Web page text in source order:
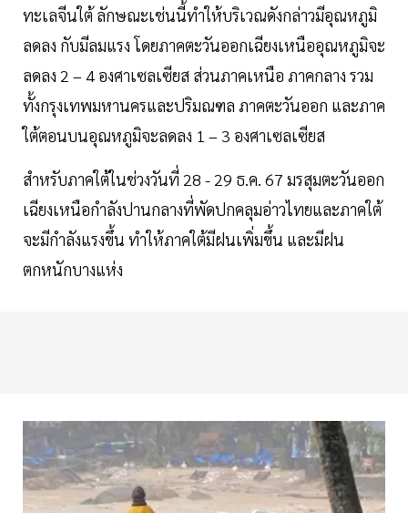
ทะเลจีนใต้ ลักษณะเช่นนี้ทำให้บริเวณดังกล่าวมีอุณหภูมิ
ลดลง กับมีลมแรง โดยภาคตะวันออกเฉียงเหนืออุณหภูมิจะ
ลดลง 2 – 4 องศาเซลเซียส ส่วนภาคเหนือ ภาคกลาง รวม
ทั้งกรุงเทพมหานครและปริมณฑล ภาคตะวันออก และภาค
ใต้ตอนบนอุณหภูมิจะลดลง 1 – 3 องศาเซลเซียส
สำหรับภาคใต้ในช่วงวันที่ 28 - 29 ธ.ค. 67 มรสุมตะวันออก
เฉียงเหนือกำลังปานกลางที่พัดปกคลุมอ่าวไทยและภาคใต้
จะมีกำลังแรงขึ้น ทำให้ภาคใต้มีฝนเพิ่มขึ้น และมีฝน
ตกหนักบางแห่ง